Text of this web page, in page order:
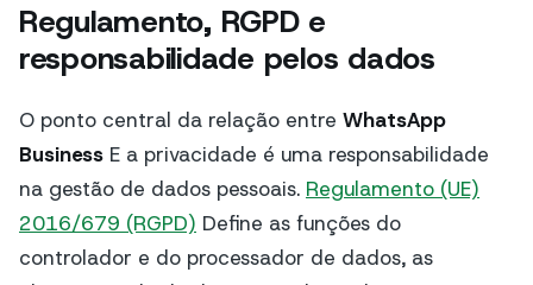
Regulamento, RGPD e
responsabilidade pelos dados
O ponto central da relação entre WhatsApp
Business E a privacidade é uma responsabilidade
na gestão de dados pessoais. Regulamento (UE)
2016/679 (RGPD) Define as funções do
controlador e do processador de dados, as